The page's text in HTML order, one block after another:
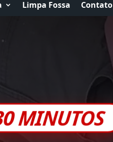
Limpa Fossa Contato
MINUTOS